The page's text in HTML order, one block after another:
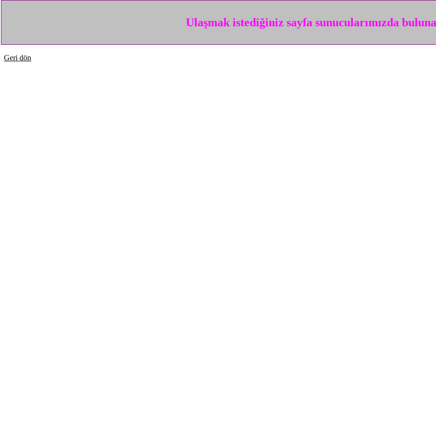
Ulaşmak istediğiniz sayfa sunucularımızda
Geri dön